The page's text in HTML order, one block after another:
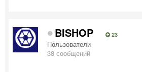
BISHOP 23
Пользователи
38 сообщений